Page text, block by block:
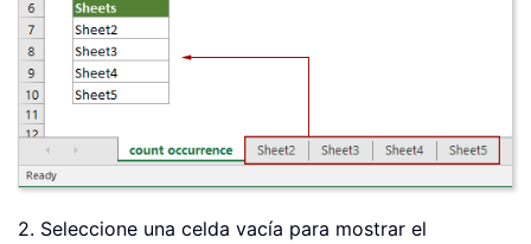
2. Seleccione una celda vacía para mostrar el